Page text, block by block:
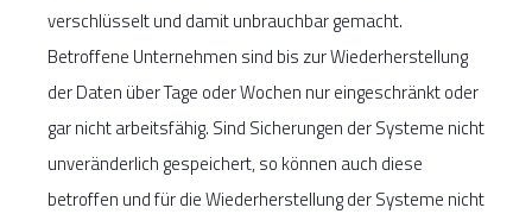
verschlüsselt und damit unbrauchbar gemacht.
Betroffene Unternehmen sind bis zur Wiederherstellung
der Daten über Tage oder Wochen nur eingeschränkt oder
gar nicht arbeitsfähig. Sind Sicherungen der Systeme nicht
unveränderlich gespeichert, so können auch diese
betroffen und für die Wiederherstellung der Systeme nicht